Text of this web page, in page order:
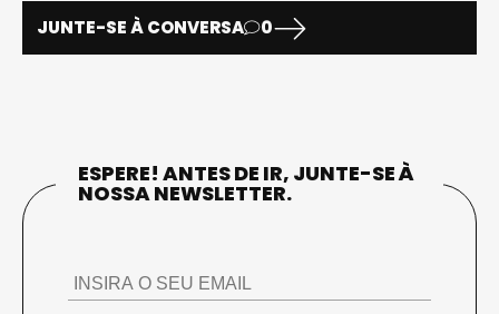
JUNTE-SE À CONVERSA 0
ESPERE! ANTES DE IR, JUNTE-SE À
NOSSA NEWSLETTER.